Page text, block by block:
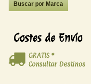
Costes de Envío
GRATIS *
Consultar Destinos